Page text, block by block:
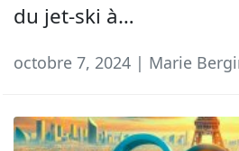
du jet-ski à…
octobre 7, 2024 | Marie